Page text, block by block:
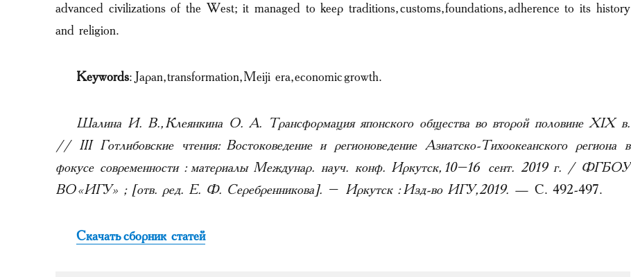
advanced civilizations of the West; it managed to keep traditions, customs, foundations, adherence to its history
and religion.
Keywords: Japan, transformation, Meiji era, economic growth.
Шалина И. В., Клеянкина О. А. Трансформация японского общества во второй половине XIX в.
// III Готлибовские чтения: Востоковедение и регионоведение Азиатско-Тихоокеанского региона в
фокусе современности : материалы Междунар. науч. конф. Иркутск, 10–16 сент. 2019 г. / ФГБОУ
ВО «ИГУ» ; [отв. ред. Е. Ф. Серебренникова]. – Иркутск : Изд-во ИГУ, 2019. —С. 492-497.
Скачать сборник статей